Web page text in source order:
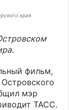
края
фильм,
мэр
ТАСС.